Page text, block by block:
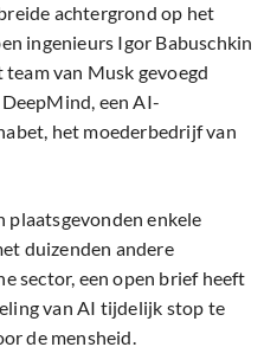
achtergrond op het
ingenieurs Igor Babuschkin
van Musk gevoegd
een AI-
het moederbedrijf van
plaatsgevonden enkele
duizenden andere
sector, een open brief heeft
van AI tijdelijk stop te
de mensheid.